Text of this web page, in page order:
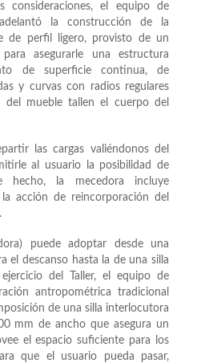
el equipo de
la construcción de la
de perfil ligero, provisto de un
asegurarle una estructura
de superficie continua, de
y curvas con radios regulares
del mueble tallen el cuerpo del
las cargas valiéndonos del
al usuario la posibilidad de
hecho, la mecedora incluye
acción de reincorporación del
puede adoptar desde una
el descanso hasta la de una silla
del Taller, el equipo de
antropométrica tradicional
de una silla interlocutora
mm de ancho que asegura un
el espacio suficiente para los
que el usuario pueda pasar,